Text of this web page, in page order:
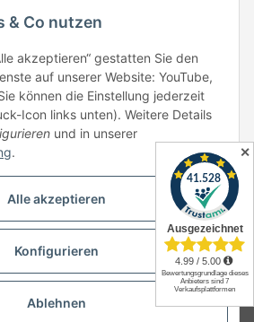
widerrufen
USt., zzgl.Versand
- (2006-2026)
Design & Motivpapier -
✕
& Co nutzen
akzeptieren“ gestatten Sie den
auf unserer Website: YouTube,
können die Einstellung jederzeit
Icon links unten). Weitere Details
und in unserer
.
Alle akzeptieren
Konfigurieren
Ablehnen